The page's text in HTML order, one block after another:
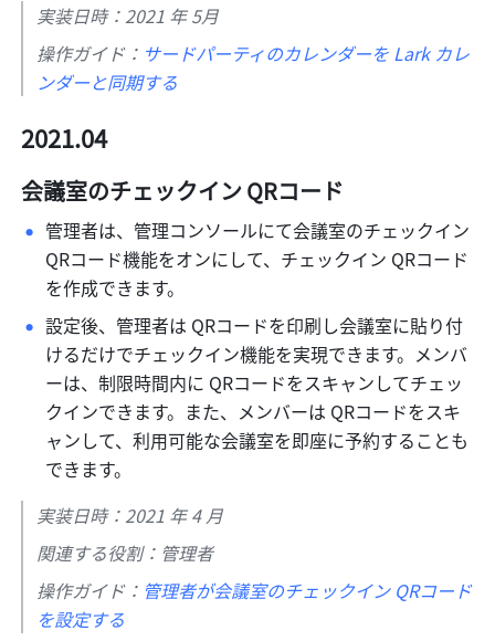
実装日時：2021 年 5月
操作ガイド： サードパーティのカレンダーを Lark カレ
ンダーと同期する
2021.04
会議室のチェックイン QRコード
管理者は、管理コンソールにて会議室のチェックイン
QRコード機能をオンにして、チェックイン QRコード
を作成できます。
設定後、管理者は QRコードを印刷し会議室に貼り付
けるだけでチェックイン機能を実現できます。メンバ
ーは、制限時間内に QRコードをスキャンしてチェッ
クインできます。また、メンバーは QRコードをスキ
ャンして、利用可能な会議室を即座に予約することも
できます。
実装日時：2021 年 4 月
関連する役割：管理者
操作ガイド： 管理者が会議室のチェックイン QRコード
を設定する